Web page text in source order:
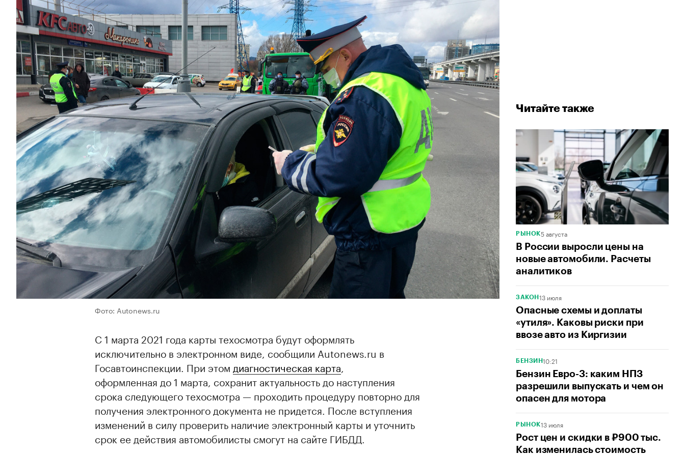
Читайте также
РЫНОК5 августа
В России выросли цены на
новые автомобили. Расчеты
аналитиков
ЗАКОН 13 июля
Опасные схемы и доплаты
«утиля». Каковы риски при
ввозе авто из Киргизии
БЕНЗИН10:21
Бензин Евро-3: каким НПЗ
разрешили выпускать и чем он
опасен для мотора
РЫНОК13 июля
Рост цен и скидки в ₽900 тыс.
Как изменилась стоимость
Фото: Autonews.ru
С 1 марта 2021 года карты техосмотра будут оформлять
исключительно в электронном виде, сообщили Autonews.ru в
Госавтоинспекции. При этом диагностическая карта
оформленная до 1 марта, сохранит актуальность до наступления
срока следующего техосмотра — проходить процедуру повторно для
получения электронного документа не придется. После вступления
изменений в силу проверить наличие электронный карты и уточнить
срок ее действия автомобилисты смогут на сайте ГИБДД.